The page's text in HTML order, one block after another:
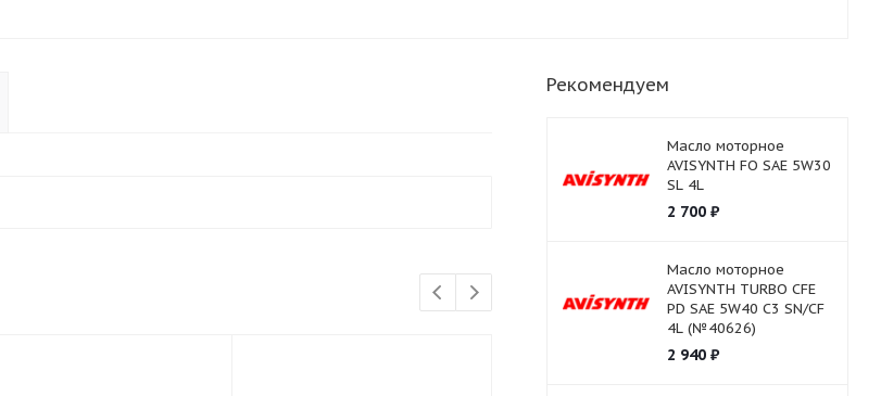
Рекомендуем
Масло моторное
AVISYNTH FO SAE 5W30
SL 4L
2 700₽
Масло моторное
AVISYNTH TURBO СFE
PD SAE 5W40 C3 SN/CF
4L (№40626)
2 940₽